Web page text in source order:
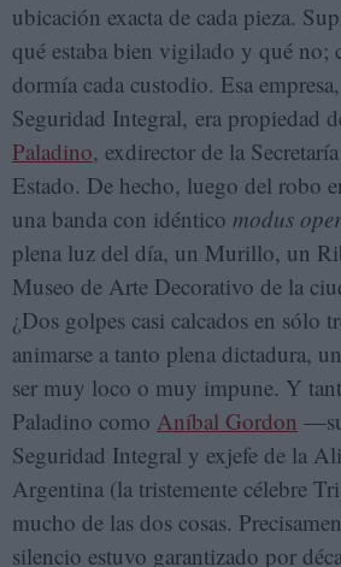
ubicación exacta de cada pieza.
qué estaba bien vigilado y qué no;
dormía cada custodio. Esa
Seguridad Integral, era propiedad
Paladino, exdirector de la
Estado. De hecho, luego del robo
una banda con idéntico modus
plena luz del día, un Murillo, un
Museo de Arte Decorativo de la
¿Dos golpes casi calcados en sólo
animarse a tanto plena dictadura,
ser muy loco o muy impune. Y
Paladino como Aníbal Gordon
Seguridad Integral y exjefe de la
Argentina (la tristemente célebre
mucho de las dos cosas.
silencio estuvo garantizado por